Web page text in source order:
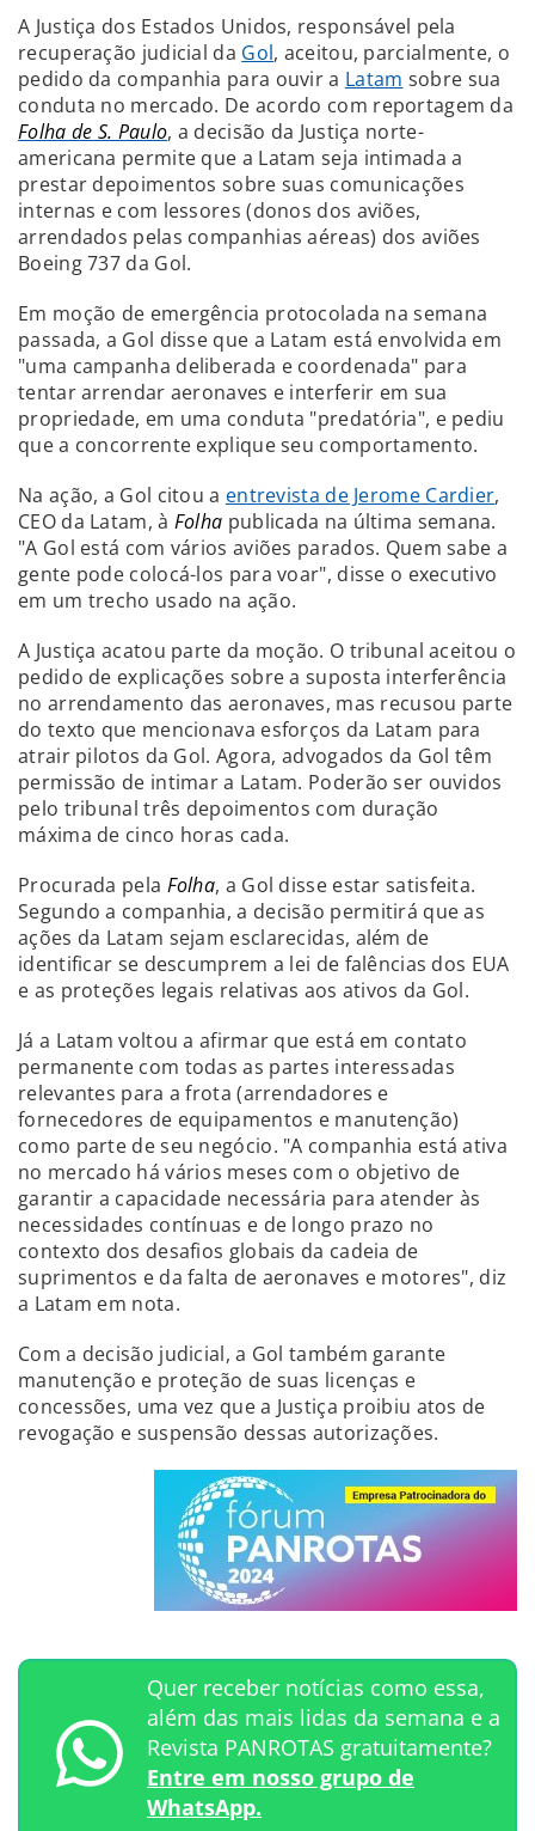
A Justiça dos Estados Unidos, responsável pela
recuperação judicial da Gol, aceitou, parcialmente, o
pedido da companhia para ouvir a Latam sobre sua
conduta no mercado. De acordo com reportagem da
Folha de S. Paulo, a decisão da Justiça norte-
americana permite que a Latam seja intimada a
prestar depoimentos sobre suas comunicações
internas e com lessores (donos dos aviões,
arrendados pelas companhias aéreas) dos aviões
Boeing 737 da Gol.
Em moção de emergência protocolada na semana
passada, a Gol disse que a Latam está envolvida em
"uma campanha deliberada e coordenada" para
tentar arrendar aeronaves e interferir em sua
propriedade, em uma conduta "predatória", e pediu
que a concorrente explique seu comportamento.
Na ação, a Gol citou a entrevista de Jerome Cardier,
CEO da Latam, à Folha publicada na última semana.
"A Gol está com vários aviões parados. Quem sabe a
gente pode colocá-los para voar", disse o executivo
em um trecho usado na ação.
A Justiça acatou parte da moção. O tribunal aceitou o
pedido de explicações sobre a suposta interferência
no arrendamento das aeronaves, mas recusou parte
do texto que mencionava esforços da Latam para
atrair pilotos da Gol. Agora, advogados da Gol têm
permissão de intimar a Latam. Poderão ser ouvidos
pelo tribunal três depoimentos com duração
máxima de cinco horas cada.
Procurada pela Folha, a Gol disse estar satisfeita.
Segundo a companhia, a decisão permitirá que as
ações da Latam sejam esclarecidas, além de
identificar se descumprem a lei de falências dos EUA
e as proteções legais relativas aos ativos da Gol.
Já a Latam voltou a afirmar que está em contato
permanente com todas as partes interessadas
relevantes para a frota (arrendadores e
fornecedores de equipamentos e manutenção)
como parte de seu negócio. "A companhia está ativa
no mercado há vários meses com o objetivo de
garantir a capacidade necessária para atender às
necessidades contínuas e de longo prazo no
contexto dos desafios globais da cadeia de
suprimentos e da falta de aeronaves e motores", diz
a Latam em nota.
Com a decisão judicial, a Gol também garante
manutenção e proteção de suas licenças e
concessões, uma vez que a Justiça proibiu atos de
revogação e suspensão dessas autorizações.
Quer receber notícias como essa,
além das mais lidas da semana e a
Revista PANROTAS gratuitamente?
Entre em nosso grupo de
WhatsApp.